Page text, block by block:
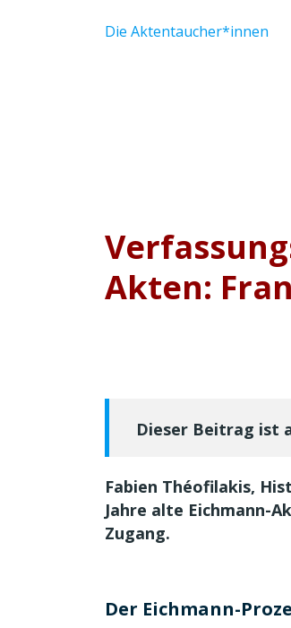
Die Aktentaucher*innen
Akten:
Dieser Beitrag ist
Fabien Théofilakis,
Jahre alte Eichmann-
Zugang.
Der Eichmann-